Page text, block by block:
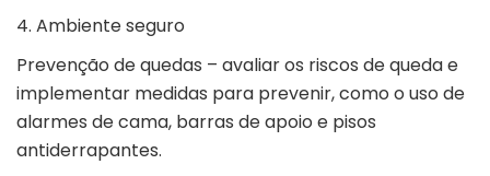
4. Ambiente seguro
Prevenção de quedas – avaliar os riscos de queda e
implementar medidas para prevenir, como o uso de
alarmes de cama, barras de apoio e pisos
antiderrapantes.